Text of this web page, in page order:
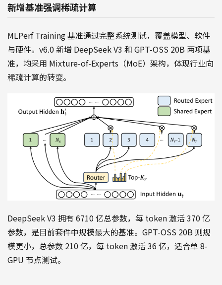
新增基准强调稀疏计算
MLPerf Training 基准通过完整系统测试，覆盖模型、软件
与硬件。v6.0 新增 DeepSeek V3 和 GPT-OSS 20B 两项基
准，均采用 Mixture-of-Experts（MoE）架构，体现行业向
稀疏计算的转变。
DeepSeek V3 拥有 6710 亿总参数，每 token 激活 370 亿
参数，是目前套件中规模最大的基准。GPT-OSS 20B 则规
模更小，总参数 210 亿，每 token 激活 36 亿，适合单 8-
GPU 节点测试。